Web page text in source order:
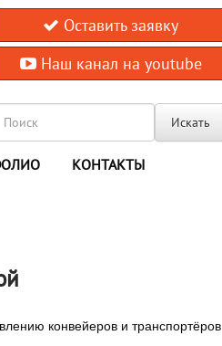
Оставить заявку
Наш канал на youtube
Искать
КОНТАКТЫ
конвейеров и транспортёров